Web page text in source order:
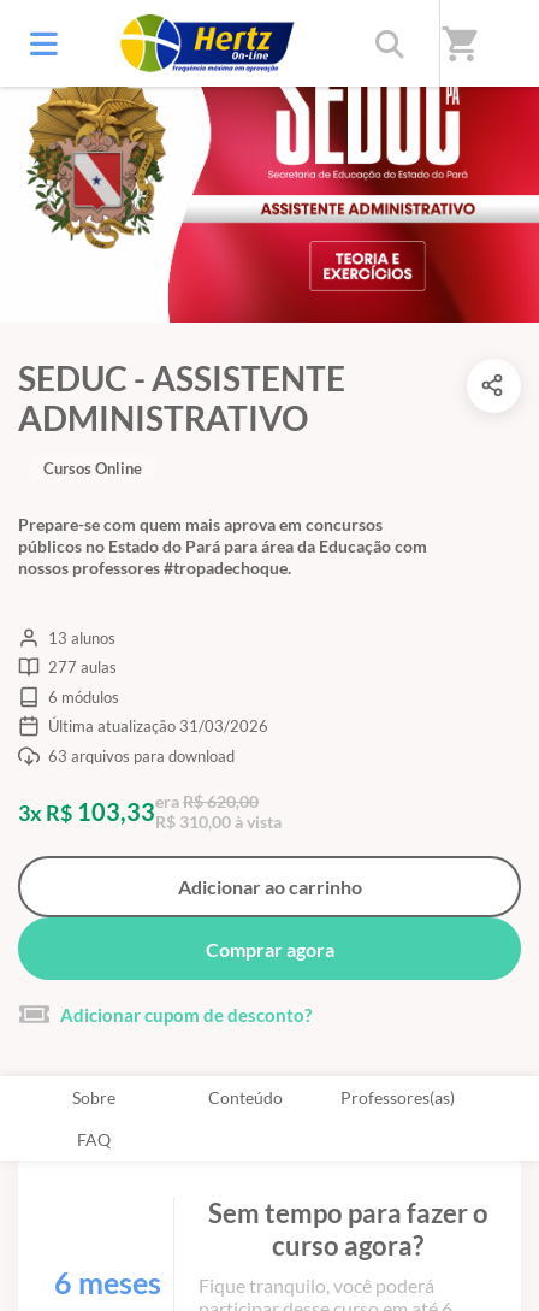
shopping_cart
SEDUC - ASSISTENTE
ADMINISTRATIVO
Prepare-se com quem mais aprova em concursos
públicos no Estado do Pará para área da Educação com
nossos professores #tropadechoque.
Cursos Online
13 alunos
277 aulas
6 módulos
Última atualização 31/03/2026
63 arquivos para download
3x R$ 103,33eraR$ 620,00
R$ 310,00 à vista
Adicionar ao carrinho
Comprar agora
Adicionar cupom de desconto?
Sobre Conteúdo Professores(as)
FAQ
6 meses
Sem tempo para fazer o
curso agora?
Fique tranquilo, você poderá